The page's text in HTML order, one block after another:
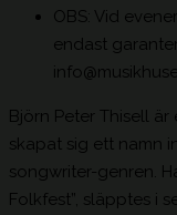
OBS: Vid
endast
Björn Peter Thisell
skapat sig ett namn
songwriter-genren.
Folkfest”, släpptes i